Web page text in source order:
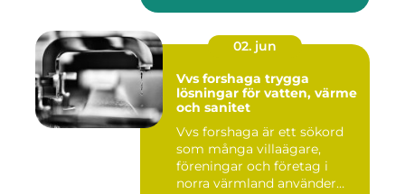
02. jun
Vvs forshaga trygga
lösningar för vatten, värme
och sanitet
Vvs forshaga är ett sökord
som många villaägare,
föreningar och företag i
norra värmland använder